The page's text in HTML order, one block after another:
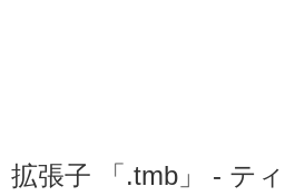
拡張子 「.tmb」 - テ